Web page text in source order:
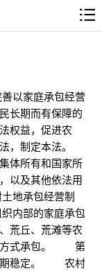
家庭承包经营
长期而有保障的
权益，促进农
，制定本法。
所有和国家所
以及其他依法用
地承包经营制
内部的家庭承包
荒丘、荒滩等农
方式承包。 第
期稳定。 农村